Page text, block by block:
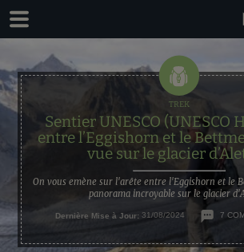
Passer
navigation
principale
Passer
au
contenu
principal
Sentier UNESCO (UNESCO
entre l’Eggishorn et le
vue sur le glacier
On vous emène sur l'arête entre l'Eggishorn et le
panorama incroyable sur le glacier
Dernière Mise à Jour: 31/08/2024 7